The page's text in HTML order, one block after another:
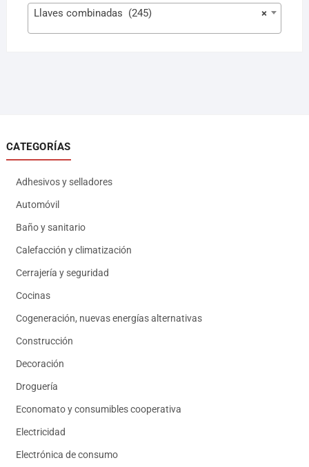
×
Llaves combinadas (245)
CATEGORÍAS
Adhesivos y selladores
Automóvil
Baño y sanitario
Calefacción y climatización
Cerrajería y seguridad
Cocinas
Cogeneración, nuevas energías alternativas
Construcción
Decoración
Droguería
Economato y consumibles cooperativa
Electricidad
Electrónica de consumo